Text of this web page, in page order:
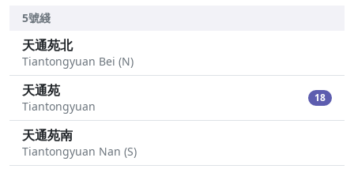
5號綫
天通苑北
Tiantongyuan Bei (N)
天通苑
Tiantongyuan
18
天通苑南
Tiantongyuan Nan (S)